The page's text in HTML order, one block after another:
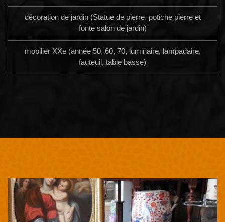
décoration de jardin (Statue de pierre, potiche pierre et
fonte salon de jardin)
mobilier XXe (année 50, 60, 70, luminaire, lampadaire,
fauteuil, table basse)